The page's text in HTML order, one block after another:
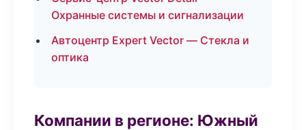
Охранные системы и сигнализации
Автоцентр Expert Vector — Стекла и
оптика
Компании в регионе: Южный